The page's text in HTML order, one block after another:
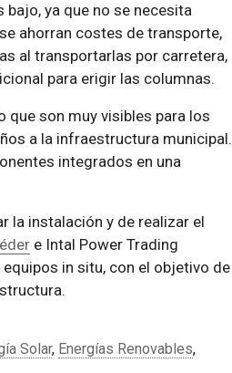
bajo, ya que no se necesita
ahorran costes de transporte,
al transportarlas por carretera,
para erigir las columnas.
que son muy visibles para los
a la infraestructura municipal.
integrados en una
la instalación y de realizar el
e Intal Power Trading
in situ, con el objetivo de
Solar, Energías Renovables,